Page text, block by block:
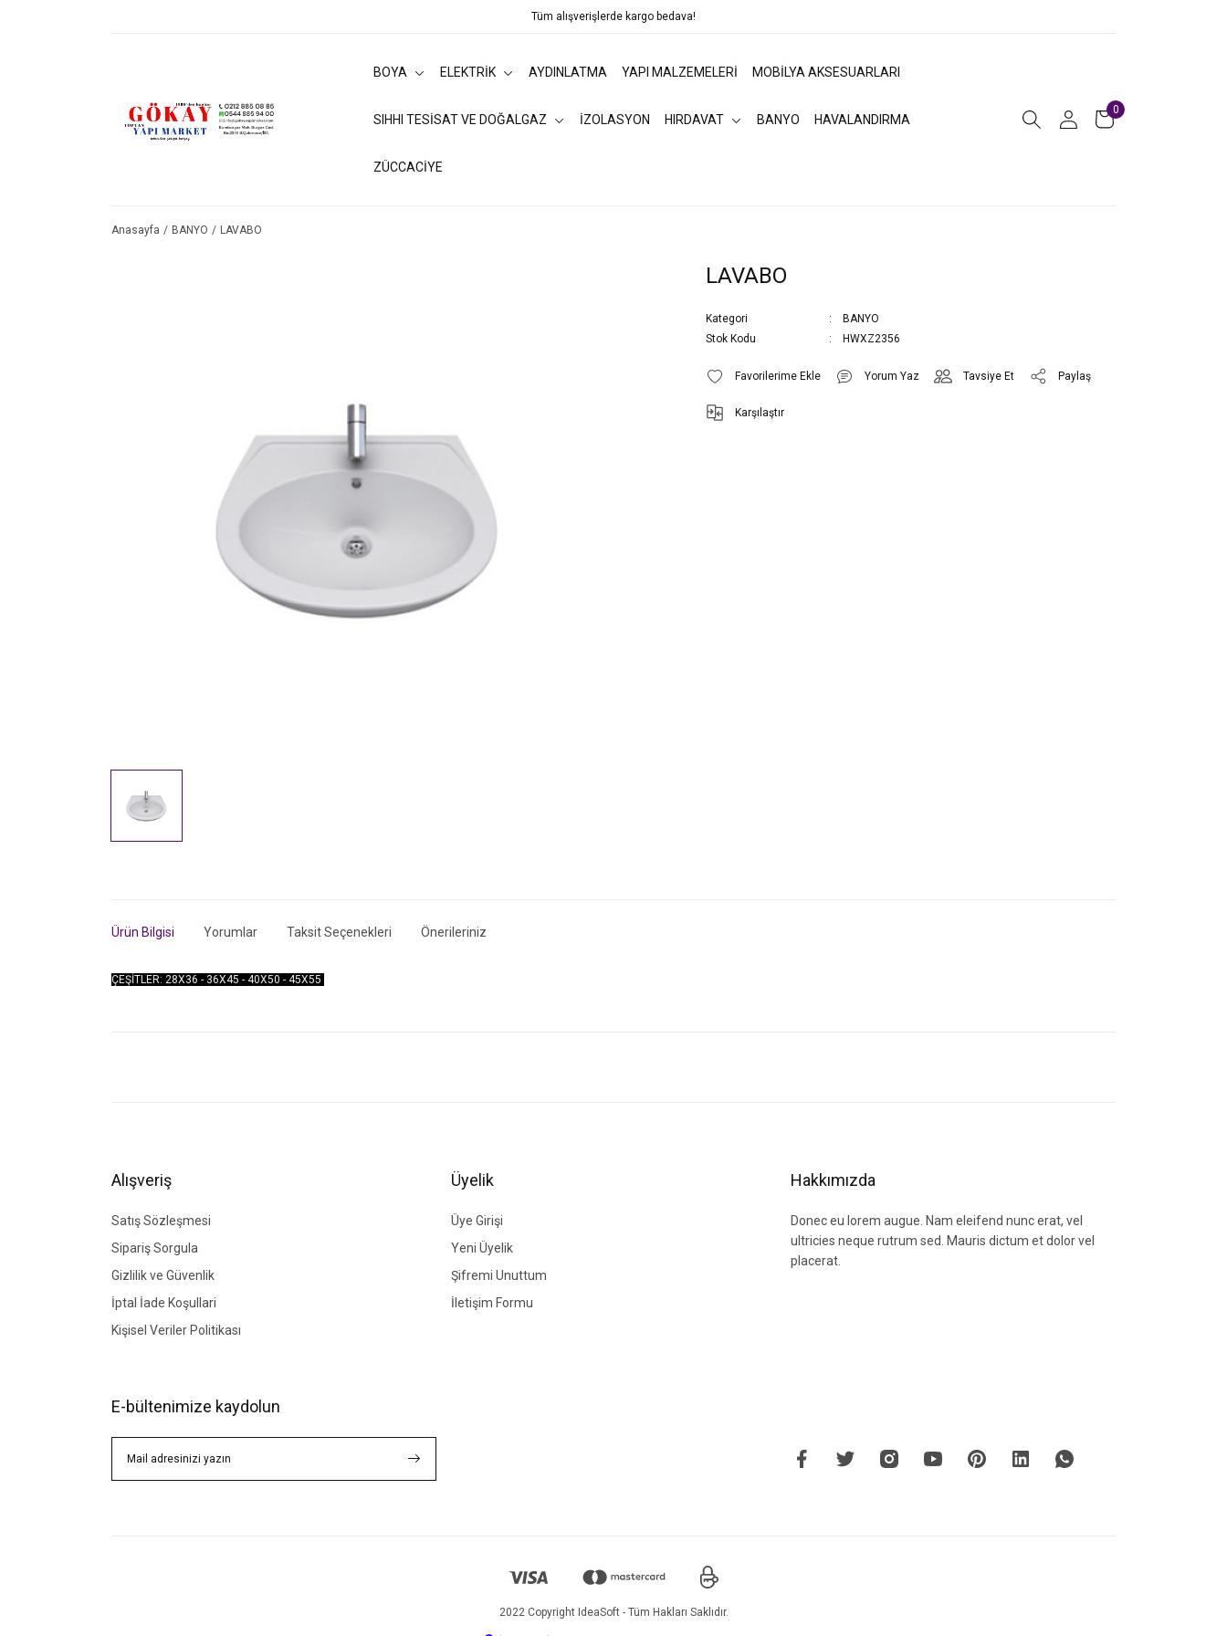
Tüm alışverişlerde kargo bedava!
BOYA ELEKTRİK AYDINLATMA YAPI MALZEMELERİ MOBİLYA AKSESUARLARI
SIHHI TESİSAT VE DOĞALGAZ İZOLASYON HIRDAVAT BANYO HAVALANDIRMA
ZÜCCACİYE
0
Anasayfa BANYO LAVABO
LAVABO
Kategori
BANYO
Stok Kodu
HWXZ2356
Yorum Yaz Tavsiye Et Paylaş
Karşılaştır
Ürün Bilgisi Yorumlar Taksit Seçenekleri Önerileriniz
ÇEŞİTLER: 28X36 - 36X45 - 40X50 - 45X55
Ürün fiyatı diğer sitelerden daha pahalı.
Bu ürüne benzer farklı alternatifler olmalı.
Alışveriş
Satış Sözleşmesi
Sipariş Sorgula
Gizlilik ve Güvenlik
İptal İade Koşullari
Kişisel Veriler Politikası
Üyelik
Üye Girişi
Yeni Üyelik
Şifremi Unuttum
İletişim Formu
Hakkımızda
Donec eu lorem augue. Nam eleifend nunc erat, vel
ultricies neque rutrum sed. Mauris dictum et dolor vel
placerat.
E-bültenimize kaydolun
2022 Copyright IdeaSoft - Tüm Hakları Saklıdır.